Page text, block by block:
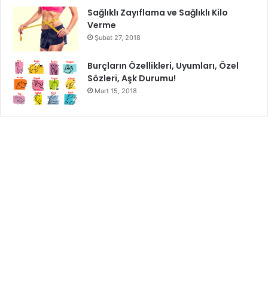
elma diyeti elma diyeti ile kilo verilir mi
elma diyeti nasıl yapılır
şok diyet
Sağlıklı Zayıflama ve Sağlıklı Kilo
Verme
Şubat 27, 2018
Burçların Özellikleri, Uyumları, Özel
Sözleri, Aşk Durumu!
Mart 15, 2018